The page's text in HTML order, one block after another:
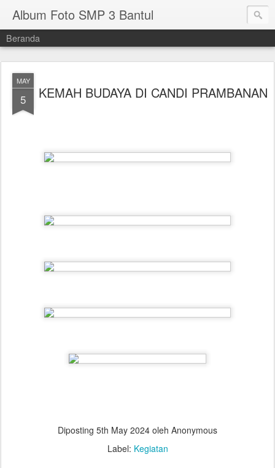
Album Foto SMP 3 Bantul
Beranda
MAY
5 KEMAH BUDAYA DI CANDI PRAMBANAN
Diposting 5th May 2024 oleh Anonymous
Label: Kegiatan